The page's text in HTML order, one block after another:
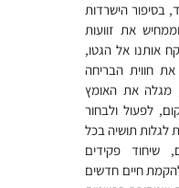
בסיפור הישרדות
את זוועות
אותנו אל הגטו,
חווית הבריחה
מגלה את האומץ
לפעול ולבחור
לגלות תושיה בכל
שיחוד פקידים
חיים חדשים